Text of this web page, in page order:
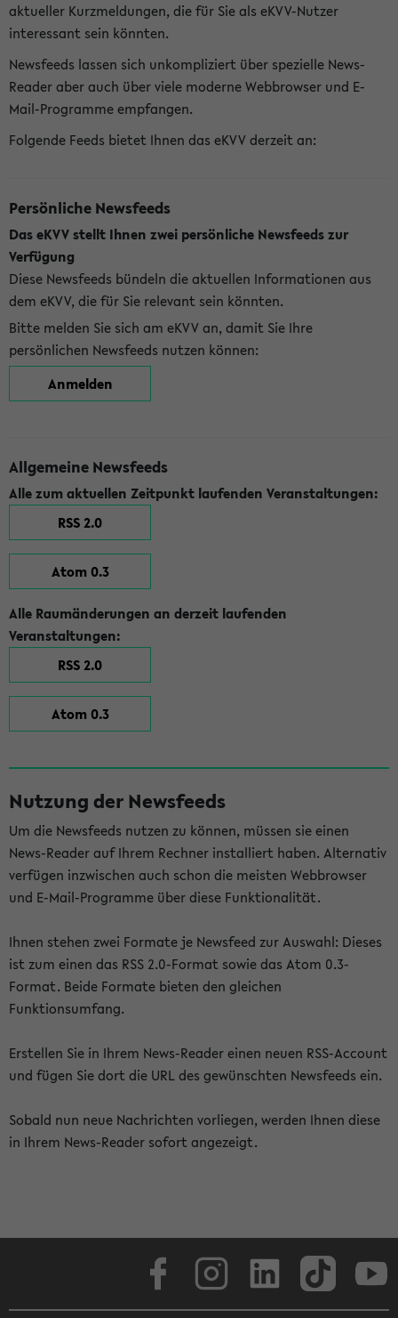
aktueller Kurzmeldungen, die für Sie als eKVV-Nutzer
interessant sein könnten.
Newsfeeds lassen sich unkompliziert über spezielle News-
Reader aber auch über viele moderne Webbrowser und E-
Mail-Programme empfangen.
Folgende Feeds bietet Ihnen das eKVV derzeit an:
Persönliche Newsfeeds
Das eKVV stellt Ihnen zwei persönliche Newsfeeds zur
Verfügung
Diese Newsfeeds bündeln die aktuellen Informationen aus
dem eKVV, die für Sie relevant sein könnten.
Bitte melden Sie sich am eKVV an, damit Sie Ihre
persönlichen Newsfeeds nutzen können:
Anmelden
Allgemeine Newsfeeds
Alle zum aktuellen Zeitpunkt laufenden Veranstaltungen:
RSS 2.0
Atom 0.3
Alle Raumänderungen an derzeit laufenden
Veranstaltungen:
RSS 2.0
Atom 0.3
Nutzung der Newsfeeds
Um die Newsfeeds nutzen zu können, müssen sie einen
News-Reader auf Ihrem Rechner installiert haben. Alternativ
verfügen inzwischen auch schon die meisten Webbrowser
und E-Mail-Programme über diese Funktionalität.
Ihnen stehen zwei Formate je Newsfeed zur Auswahl: Dieses
ist zum einen das RSS 2.0-Format sowie das Atom 0.3-
Format. Beide Formate bieten den gleichen
Funktionsumfang.
Erstellen Sie in Ihrem News-Reader einen neuen RSS-Account
und fügen Sie dort die URL des gewünschten Newsfeeds ein.
Sobald nun neue Nachrichten vorliegen, werden Ihnen diese
in Ihrem News-Reader sofort angezeigt.